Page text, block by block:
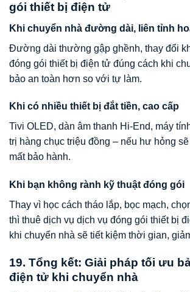
gói thiết bị điện tử
Khi chuyển nhà đường dài, liên tỉnh
Đường dài thường gập ghềnh, thay đổi
đóng gói thiết bị điện tử đúng cách khi
bảo an toàn hơn so với tự làm.
Khi có nhiều thiết bị đắt tiền, cao cấp
Tivi OLED, dàn âm thanh Hi-End, máy
trị hàng chục triệu đồng – nếu hư hỏng
mất bảo hành.
Khi bạn không rành kỹ thuật đóng gói
Thay vì học cách tháo lắp, bọc mạch,
thì thuê dịch vụ dịch vụ đóng gói thiết bị
khi chuyển nhà sẽ tiết kiệm thời gian,
19. Tổng kết: Giải pháp tối ưu
điện tử khi chuyển nhà